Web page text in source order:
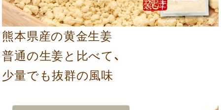
熊本県産の黄金生姜
普通の生姜と比べて、
少量でも抜群の風味